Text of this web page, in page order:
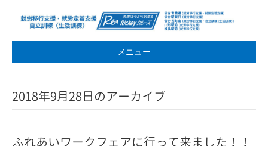
メニュー
2018年9月28日のアーカイブ
ふれあいワークフェアに行って来ました！！